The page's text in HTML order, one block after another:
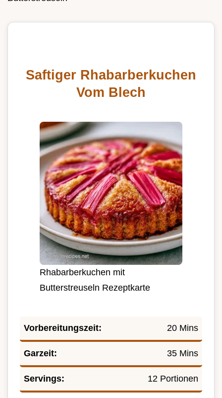
Saftiger Rhabarberkuchen
Vom Blech
Rhabarberkuchen mit
Butterstreuseln Rezeptkarte
Vorbereitungszeit: 20 Mins
Garzeit: 35 Mins
Servings: 12 Portionen